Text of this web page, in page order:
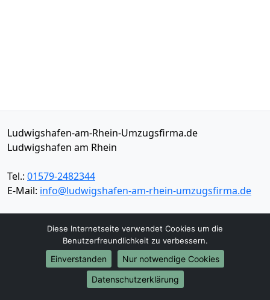
Ludwigshafen-am-Rhein-Umzugsfirma.de
Ludwigshafen am Rhein
Tel.: 01579-2482344
E-Mail: info@ludwigshafen-am-rhein-umzugsfirma.de
Datenschutz
Diese Internetseite verwendet Cookies um die
Benutzerfreundlichkeit zu verbessern.
Einverstanden
Nur notwendige Cookies
Datenschutzerklärung